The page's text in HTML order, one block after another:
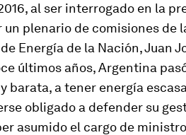
al ser interrogado en la
plenario de comisiones de
Energía de la Nación, Juan
últimos años, Argentina
barata, a tener energía
obligado a defender su
asumido el cargo de